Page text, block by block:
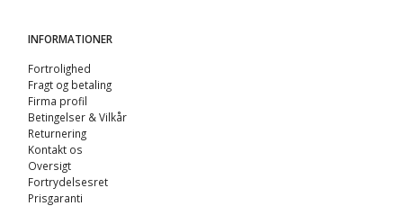
INFORMATIONER
Fortrolighed
Fragt og betaling
Firma profil
Betingelser & Vilkår
Returnering
Kontakt os
Oversigt
Fortrydelsesret
Prisgaranti